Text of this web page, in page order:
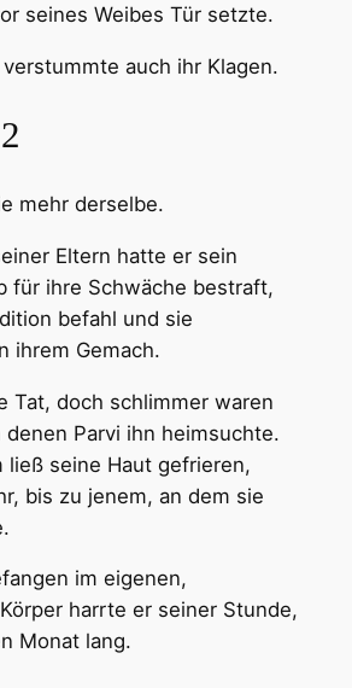
seines Weibes Tür setzte.
auch ihr Klagen.
mehr derselbe.
Eltern hatte er sein
für ihre Schwäche bestraft,
befahl und sie
ihrem Gemach.
Tat, doch schlimmer waren
denen Parvi ihn heimsuchte.
ließ seine Haut gefrieren,
bis zu jenem, an dem sie
im eigenen,
harrte er seiner Stunde,
Monat lang.